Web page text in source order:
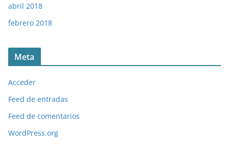
abril 2018
febrero 2018
Meta
Acceder
Feed de entradas
Feed de comentarios
WordPress.org